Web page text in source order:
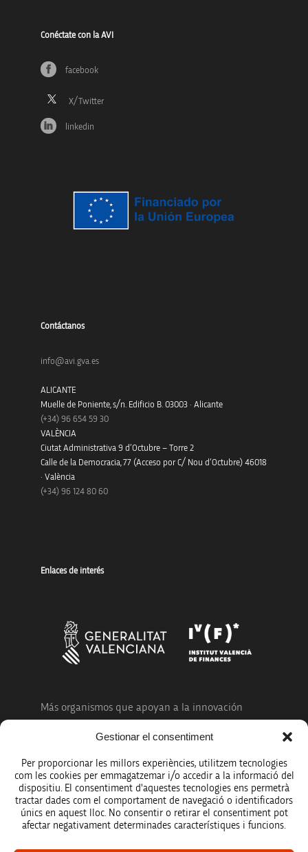
Gestionar el consentiment
Per proporcionar les millors experiències, utilitzem tecnologies
com les cookies per emmagatzemar i/o accedir a la informació del
dispositiu. El consentiment d'aquestes tecnologies ens permetrà
tractar dades com el comportament de navegació o identificadors
únics en aquest lloc. No consentir o retirar el consentiment pot
afectar negativament determinades característiques i funcions.
Conéctate con la AVI
facebook
linkedin
Contáctanos
info@avi.gva.es
ALICANTE
Muelle de Poniente, s/n. Edificio B. 03003 · Alicante
(+34) 96 654 59 30
VALÈNCIA
Ciutat Administrativa 9 d’Octubre – Torre 2
Calle de la Democracia, 77 (Acceso por C/ Nou d’Octubre) 46018
· València
(+34) 96 124 80 60
Enlaces de interés
Más organismos que apoyan a la innovación
Avíso legal
Política de protección de datos